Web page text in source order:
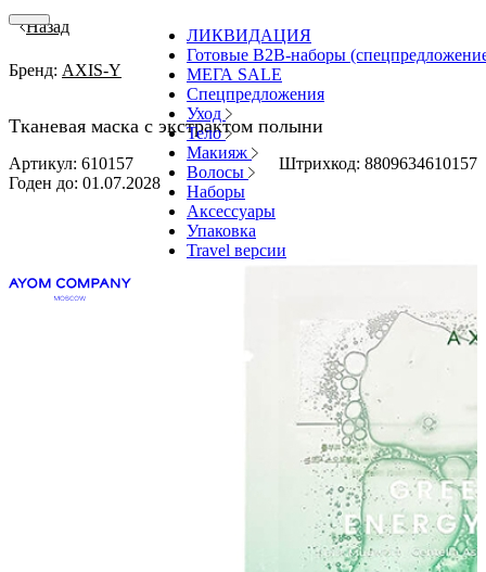
ЛИКВИДАЦИЯ
Готовые В2В-наборы
МЕГА SALE
Спецпредложения
Уход
Тело
Макияж
Волосы
Наборы
Аксессуары
Упаковка
Travel версии
Назад
Бренд: AXIS-Y
Тканевая маска с экстрактом полыни
Артикул: 610157
Штрихкод: 8809634610157
Годен до: 01.07.2028